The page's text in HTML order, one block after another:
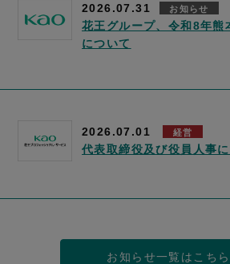
2026.07.31 お知らせ
花王グループ、令和8年熊
について
2026.07.01 経営
代表取締役及び役員人事
お知らせ一覧はこ